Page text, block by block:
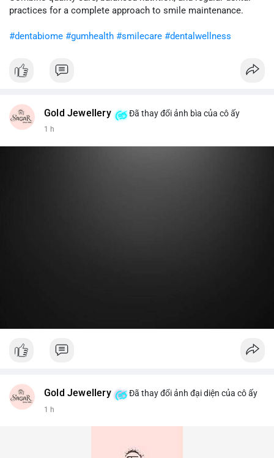
cân nhắc giảm tỷ trọng đòn bẩy và chờ xu hướng rõ ràng trước
practices for a complete approach to smile maintenance.
#dentabiome #gumhealth #smilecare #dentalwellness
Gold Jewellery Đã thay đổi ảnh bìa của cô ấy
1 h
Gold Jewellery Đã thay đổi ảnh đại diện của cô ấy
1 h